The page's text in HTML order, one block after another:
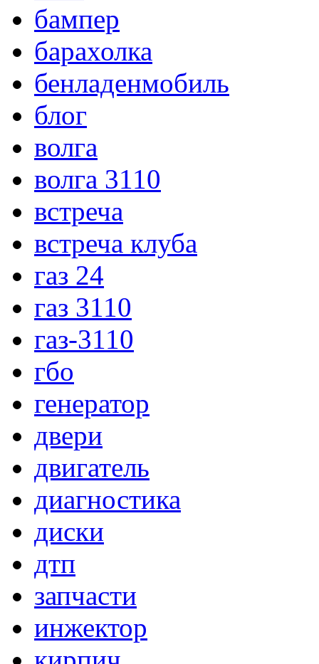
бампер
барахолка
бенладенмобиль
блог
волга
волга 3110
встреча
встреча клуба
газ 24
газ 3110
газ-3110
гбо
генератор
двери
двигатель
диагностика
диски
дтп
запчасти
инжектор